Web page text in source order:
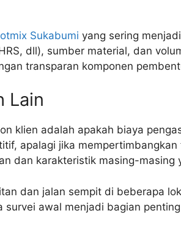
Sukabumi yang sering
dll), sumber material, dan
transparan komponen
Lain
klien adalah apakah biaya
apalagi jika
dan karakteristik masing-masing
dan jalan sempit di beberapa
awal menjadi bagian